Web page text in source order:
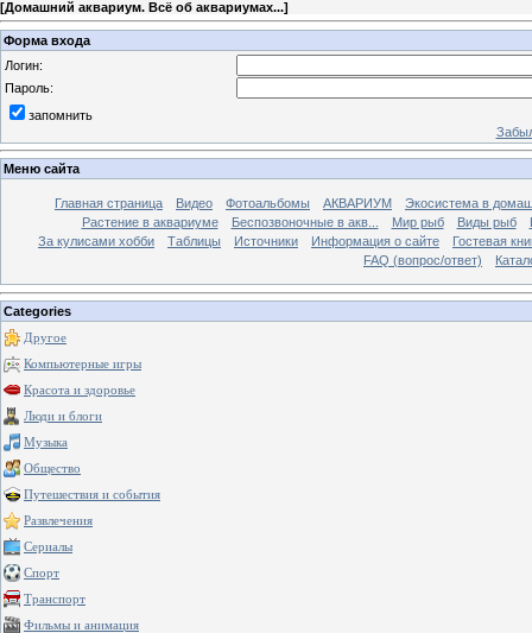
[Домашний аквариум. Всё об аквариумах...]
Форма входа
Логин:
Пароль:
запомнить
Меню сайта
Главная страница Видео Фотоальбомы АКВАРИУМ
Экосистема в
Растение в аквариуме
Беспозвоночные в акв... Мир рыб Виды рыб
За кулисами хобби
Таблицы Источники Информация о сайте
Гостевая
FAQ (вопрос/ответ)
Categories
Другое
Компьютерные игры
Красота и здоровье
Люди и блоги
Музыка
Общество
Путешествия и события
Развлечения
Сериалы
Спорт
Транспорт
Фильмы и анимация